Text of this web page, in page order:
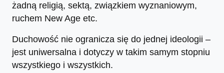
żadną religią, sektą, związkiem wyznaniowym,
ruchem New Age etc.
Duchowość nie ogranicza się do jednej ideologii –
jest uniwersalna i dotyczy w takim samym stopniu
wszystkiego i wszystkich.